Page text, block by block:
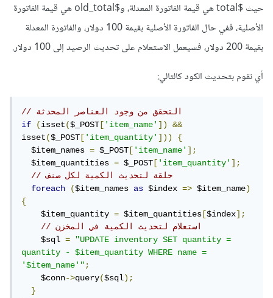
حيث $total هي قيمة الفاتورة المعدلة، و$old_total هي قيمة الفاتورة
الأصلية، ففي حال الفاتورة الأصلية بقيمة 100 دولار، والفاتورة المعدلة
بقيمة 200 دولار، فسيعمل الاستعلام على تحديث الرصيد إلى 100 دولار.
أي نقوم بتحديث الكود كالتالي:
// التحقق من وجود العناصر المحدثة
if
(isset($_POST ['item_name'])
&&
isset($_POST ['item_quantity']))
{
$item_names = $_POST ['item_name'];
$item_quantities = $_POST ['item_quantity'];
// حلقة لتحديث الكمية لكل صنف
foreach
($item_names as $index => $item_name)
{
$item_quantity = $item_quantities [$index];
// استعلام لتحديث الكمية في المخزن
$sql =
"UPDATE inventory SET quantity =
quantity - $item_quantity WHERE name =
'$item_name'";
$conn->query($sql);
}